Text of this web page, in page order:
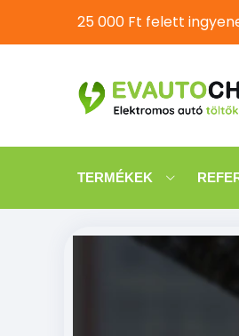
25 000 Ft felett
TERMÉKEK